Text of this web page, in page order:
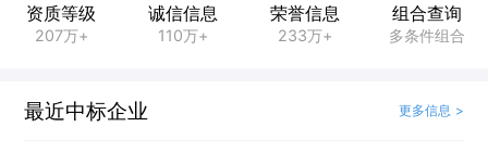
资质等级
207万+
诚信信息
110万+
荣誉信息
233万+
组合查询
多条件组合
最近中标企业 更多信息 >